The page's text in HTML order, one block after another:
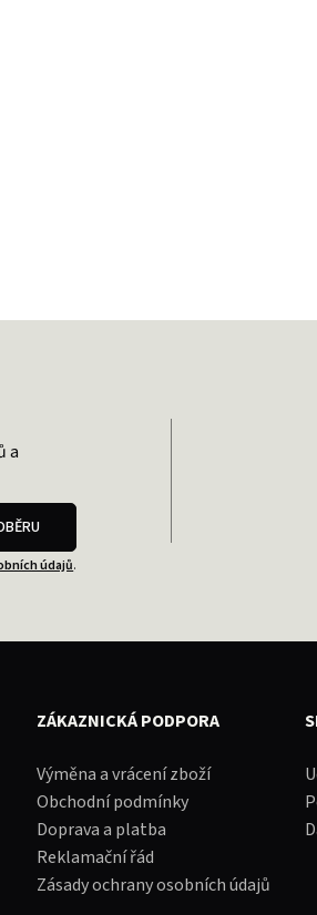
a
údajů.
ZÁKAZNICKÁ PODPORA
Výměna a vrácení zboží
Obchodní podmínky
Doprava a platba
Reklamační řád
Zásady ochrany osobních údajů